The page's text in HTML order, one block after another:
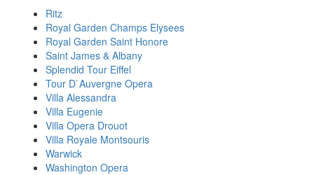
Ritz
Royal Garden Champs Elysees
Royal Garden Saint Honore
Saint James & Albany
Splendid Tour Eiffel
Tour D`Auvergne Opera
Villa Alessandra
Villa Eugenie
Villa Opera Drouot
Villa Royale Montsouris
Warwick
Washington Opera